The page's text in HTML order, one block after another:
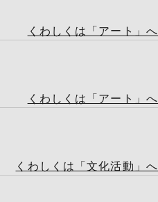
くわしくは「アート」へ
くわしくは「アート」へ
くわしくは「文化活動」へ